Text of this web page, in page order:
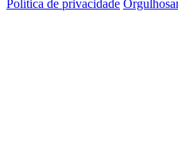
Política de privacidade